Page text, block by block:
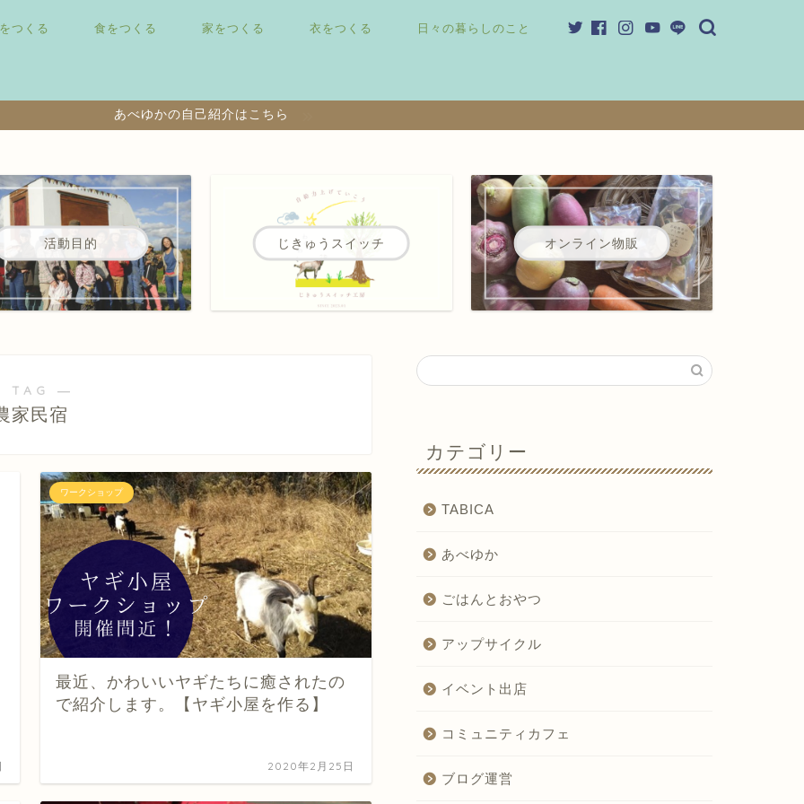
つくる 食をつくる 家をつくる 衣をつくる 日々の暮らしのこと
あべゆかの自己紹介はこちら
活動目的 じきゅうスイッチ オンライン物販
TAG ―
家民宿
ワークショップ
最近、かわいいヤギたちに癒されたの
で紹介します。【ヤギ小屋を作る】
2020年2月25日
カテゴリー
TABICA
あべゆか
ごはんとおやつ
アップサイクル
イベント出店
コミュニティカフェ
ブログ運営